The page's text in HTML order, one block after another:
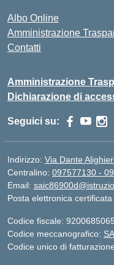
Albo Online
Amministrazione
Contatti
Amministrazione
Dichiarazione di
Seguici su:
Indirizzo: Via Dante
Centralino: 097577130 -
Email:
Posta elettronica certificata
Codice fiscale:
Codice meccanografico:
Codice unico di